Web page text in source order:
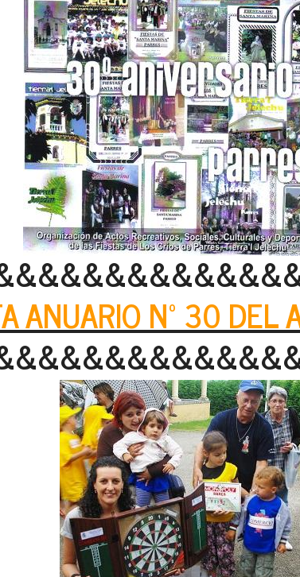
ANUARIO Nº 30 DEL